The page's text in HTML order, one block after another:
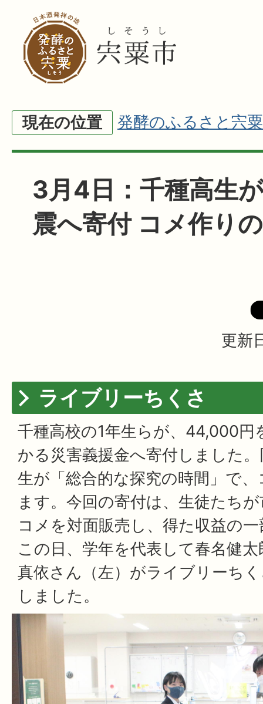
現在の位置 発酵のふるさと宍粟
3月4日：千種高生
震へ寄付 コメ作り
更新
ライブリーちくさ
千種高校の1年生らが、44,000円
かる災害義援金へ寄付しました
生が「総合的な探究の時間」で
ます。今回の寄付は、生徒たち
コメを対面販売し、得た収益の
この日、学年を代表して春名健
真依さん（左）がライブリーち
しました。